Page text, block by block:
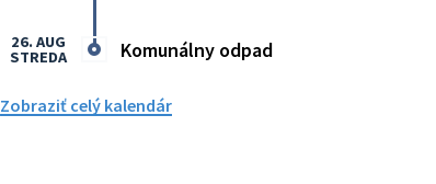
Komunálny odpad
26. AUG
STREDA
Zobraziť celý kalendár